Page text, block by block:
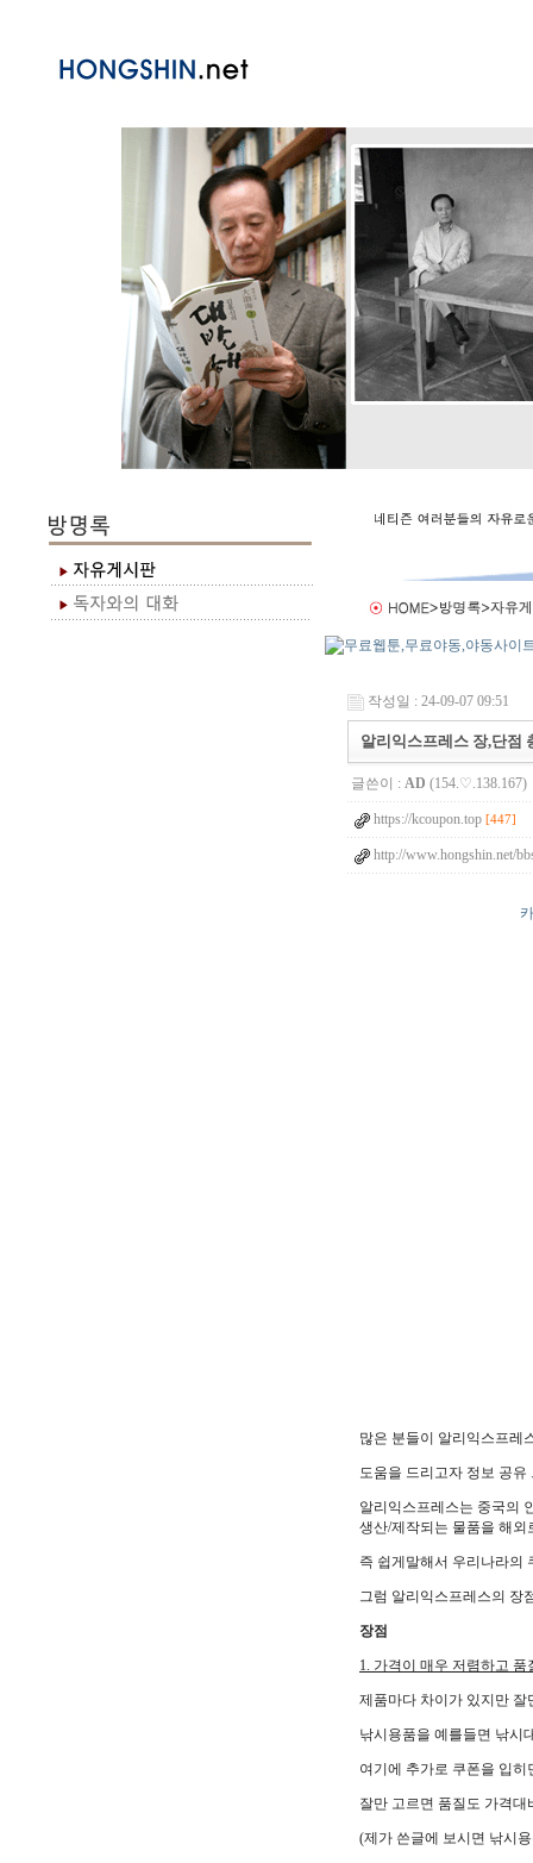
작성일 : 24-09-07 09:51
알리익스프레스 장,단점
글쓴이 : AD (154.♡.138.167)
https://kcoupon.top [447]
http://www.hongshin.net/
많은 분들이 알리익스프레
도움을 드리고자 정보 공유
알리익스프레스는 중국의
생산/제작되는 물품을 해외
즉 쉽게말해서 우리나라의
그럼 알리익스프레스의 장
장점
1. 가격이 매우 저렴하고
제품마다 차이가 있지만
낚시용품을 예를들면 낚시
여기에 추가로 쿠폰을 입
잘만 고르면 품질도 가격대
(제가 쓴글에 보시면 낚시